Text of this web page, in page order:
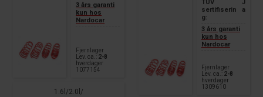
3 års garanti
kun hos
Nardocar
Fjernlager
Lev. ca.: 2-8
hverdager
1077154
1.6l/2.0l/
TÜV
sertifiserin
g:
J
a
3 års garanti
kun hos
Nardocar
Fjernlager
Lev. ca.: 2-8
hverdager
1309610